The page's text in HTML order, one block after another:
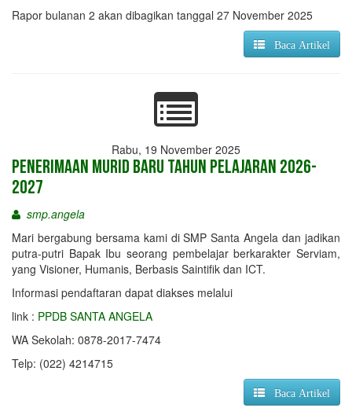
Rapor bulanan 2 akan dibagikan tanggal 27 November 2025
Baca Artikel
Rabu, 19 November 2025
Penerimaan Murid Baru Tahun Pelajaran 2026-
2027
smp.angela
Mari bergabung bersama kami di SMP Santa Angela dan jadikan
putra-putri Bapak Ibu seorang pembelajar berkarakter Serviam,
yang Visioner, Humanis, Berbasis Saintifik dan ICT.
Informasi pendaftaran dapat diakses melalui
link : PPDB SANTA ANGELA
WA Sekolah: 0878-2017-7474
Telp: (022) 4214715
Baca Artikel